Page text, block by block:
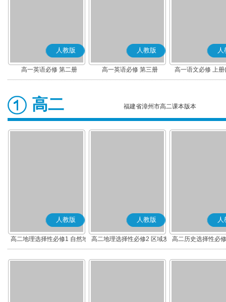
人教版
高一英语必修 第二册
人教版
高一英语必修 第三册
人
高一语文必修 上
高二 福建省漳州市高二课本版本
人教版
高二地理选择性必修1 自然地
理基础
人教版
高二地理选择性必修2 区域发
展
人
高二历史选择性必
度与社会治理(